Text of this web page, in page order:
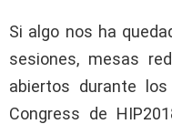
Si algo nos ha
sesiones, mesas
abiertos durante
Congress de